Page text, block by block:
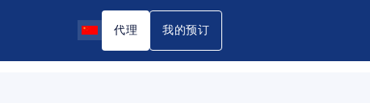
代理 我的预订